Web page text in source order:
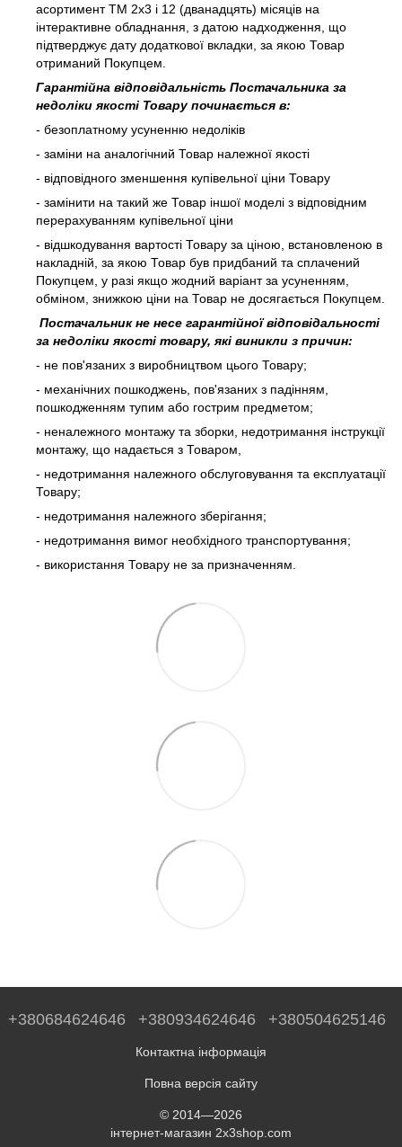
асортимент ТМ 2х3 і 12 (дванадцять) місяців на
інтерактивне обладнання, з датою надходження, що
підтверджує дату додаткової вкладки, за якою Товар
отриманий Покупцем.
Гарантійна відповідальність Постачальника за
недоліки якості Товару починається в:
- безоплатному усуненню недоліків
- заміни на аналогічний Товар належної якості
- відповідного зменшення купівельної ціни Товару
- замінити на такий же Товар іншої моделі з відповідним
перерахуванням купівельної ціни
- відшкодування вартості Товару за ціною, встановленою в
накладній, за якою Товар був придбаний та сплачений
Покупцем, у разі якщо жодний варіант за усуненням,
обміном, знижкою ціни на Товар не досягається Покупцем.
Постачальник не несе гарантійної відповідальності
за недоліки якості товару, які виникли з причин:
- не пов'язаних з виробництвом цього Товару;
- механічних пошкоджень, пов'язаних з падінням,
пошкодженням тупим або гострим предметом;
- неналежного монтажу та зборки, недотримання інструкції
монтажу, що надається з Товаром,
- недотримання належного обслуговування та експлуатації
Товару;
- недотримання належного зберігання;
- недотримання вимог необхідного транспортування;
- використання Товару не за призначенням.
+380684624646 +380934624646 +380504625146
Контактна інформація
Повна версія сайту
© 2014—2026
інтернет-магазин 2x3shop.com